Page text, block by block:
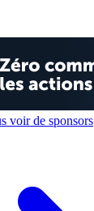
voir de sponsors